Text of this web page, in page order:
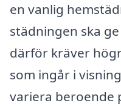
en vanlig
städningen ska
därför kräver
som ingår i
variera beroende